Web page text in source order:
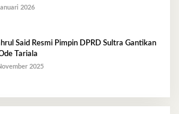
2026
Said Resmi Pimpin DPRD Sultra Gantikan
Tariala
2025